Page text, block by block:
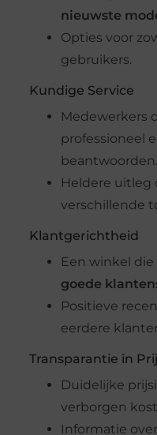
nieuwste
Opties voor
gebruikers.
Kundige Service
Medewerkers
professioneel
beantwoorden.
Heldere uitleg
verschillende
Klantgerichtheid
Een winkel
goede
Positieve
eerdere
Transparantie in
Duidelijke
verborgen
Informatie over